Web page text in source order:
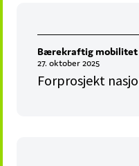
Bærekraftig mobilitet
27. oktober 2025
Forprosjekt